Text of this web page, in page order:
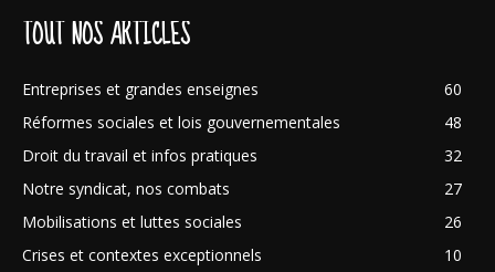
TOUT NOS ARTICLES
Entreprises et grandes enseignes
60
Réformes sociales et lois gouvernementales
48
Droit du travail et infos pratiques
32
Notre syndicat, nos combats
27
Mobilisations et luttes sociales
26
Crises et contextes exceptionnels
10